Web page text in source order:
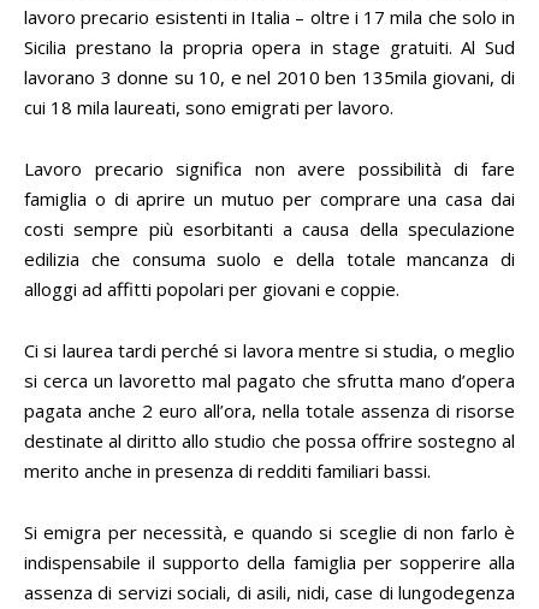
lavoro precario esistenti in Italia – oltre i 17 mila che solo in
Sicilia prestano la propria opera in stage gratuiti. Al Sud
lavorano 3 donne su 10, e nel 2010 ben 135mila giovani, di
cui 18 mila laureati, sono emigrati per lavoro.
Lavoro precario significa non avere possibilità di fare
famiglia o di aprire un mutuo per comprare una casa dai
costi sempre più esorbitanti a causa della speculazione
edilizia che consuma suolo e della totale mancanza di
alloggi ad affitti popolari per giovani e coppie.
Ci si laurea tardi perché si lavora mentre si studia, o meglio
si cerca un lavoretto mal pagato che sfrutta mano d’opera
pagata anche 2 euro all’ora, nella totale assenza di risorse
destinate al diritto allo studio che possa offrire sostegno al
merito anche in presenza di redditi familiari bassi.
Si emigra per necessità, e quando si sceglie di non farlo è
indispensabile il supporto della famiglia per sopperire alla
assenza di servizi sociali, di asili, nidi, case di lungodegenza